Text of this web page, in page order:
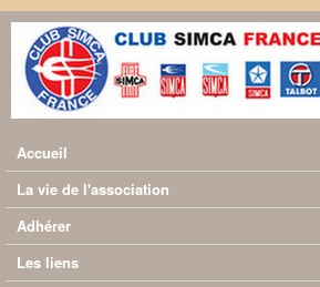
Aller au contenu principal
Menu principal
Accueil
La vie de l'association
Adhérer
Les liens